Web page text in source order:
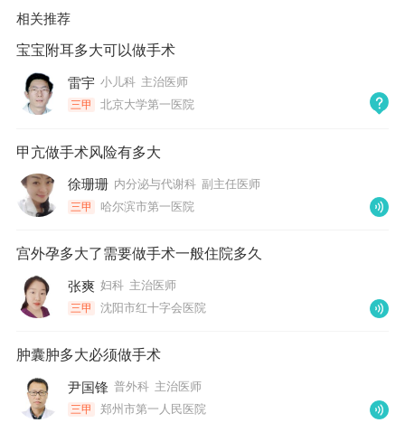
相关推荐
宝宝附耳多大可以做手术
雷宇 小儿科 主治医师
三甲 北京大学第一医院
甲亢做手术风险有多大
徐珊珊 内分泌与代谢科 副主任医师
三甲 哈尔滨市第一医院
宫外孕多大了需要做手术一般住院多久
张爽 妇科 主治医师
三甲 沈阳市红十字会医院
肿囊肿多大必须做手术
尹国锋 普外科 主治医师
三甲 郑州市第一人民医院